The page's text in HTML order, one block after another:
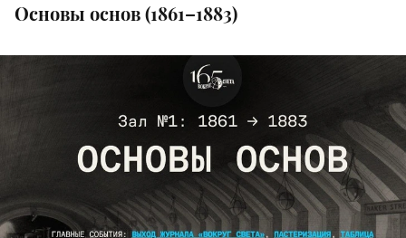
Основы основ (1861–1883)